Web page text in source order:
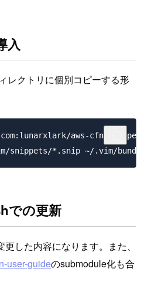
入
レクトリに個別コピーする形
aws-cfn-
での更新
した内容になります。また、
user-guideのsubmodule化も合